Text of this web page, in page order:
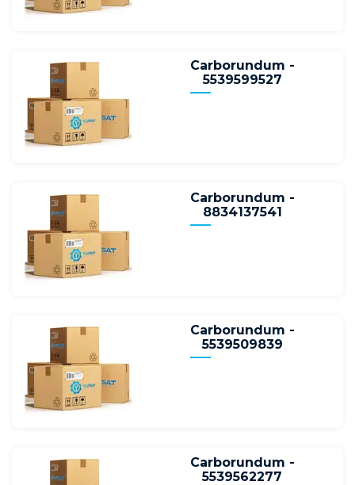
Carborundum -
5539599527
Carborundum -
8834137541
Carborundum -
5539509839
Carborundum -
5539562277